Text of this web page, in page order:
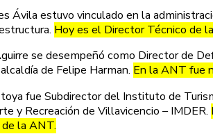
Ávila estuvo vinculado en la
Hoy es el Director Técnico de
se desempeñó como Director de
de Felipe Harman. En la ANT fue
fue Subdirector del Instituto de
y Recreación de Villavicencio – IMDER.
la ANT.